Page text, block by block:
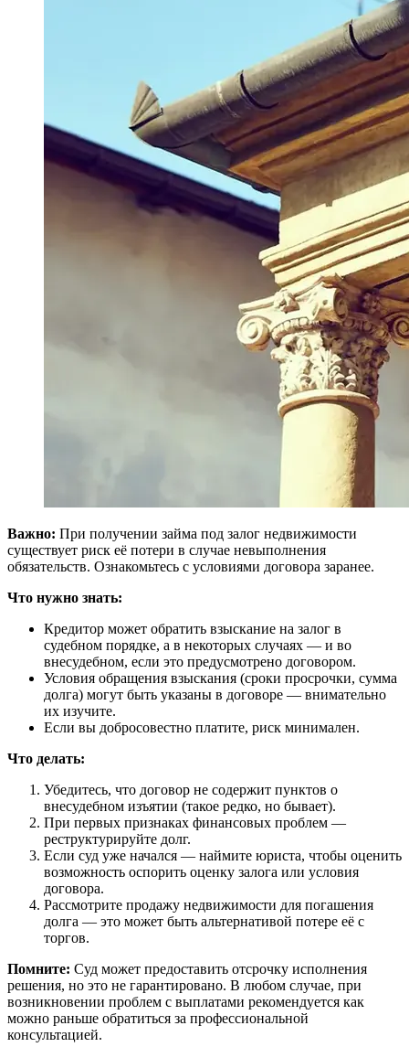
Важно: При получении займа под залог недвижимости
существует риск её потери в случае невыполнения
обязательств. Ознакомьтесь с условиями договора заранее.
Что нужно знать:
Кредитор может обратить взыскание на залог в
судебном порядке, а в некоторых случаях — и во
внесудебном, если это предусмотрено договором.
Условия обращения взыскания (сроки просрочки, сумма
долга) могут быть указаны в договоре — внимательно
их изучите.
Если вы добросовестно платите, риск минимален.
Что делать:
Убедитесь, что договор не содержит пунктов о
внесудебном изъятии (такое редко, но бывает).
При первых признаках финансовых проблем —
реструктурируйте долг.
Если суд уже начался — наймите юриста, чтобы оценить
возможность оспорить оценку залога или условия
договора.
Рассмотрите продажу недвижимости для погашения
долга — это может быть альтернативой потере её с
торгов.
Помните: Суд может предоставить отсрочку исполнения
решения, но это не гарантировано. В любом случае, при
возникновении проблем с выплатами рекомендуется как
можно раньше обратиться за профессиональной
консультацией.